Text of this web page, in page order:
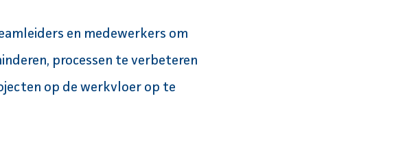
en medewerkers om
processen te verbeteren
op de werkvloer op te